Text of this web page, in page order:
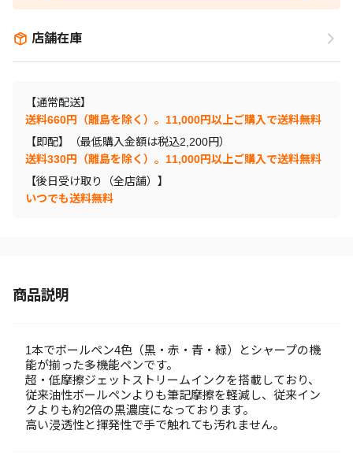
店舗在庫
【通常配送】
送料660円（離島を除く）。11,000円以上ご購入で送料無料
【即配】（最低購入金額は税込2,200円）
送料330円（離島を除く）。11,000円以上ご購入で送料無料
【後日受け取り（全店舗）】
いつでも送料無料
商品説明
1本でボールペン4色（黒・赤・青・緑）とシャープの機
能が揃った多機能ペンです。
超・低摩擦ジェットストリームインクを搭載しており、
従来油性ボールペンよりも筆記摩擦を軽減し、従来イン
クよりも約2倍の黒濃度になっております。
高い浸透性と揮発性で手で触れても汚れません。